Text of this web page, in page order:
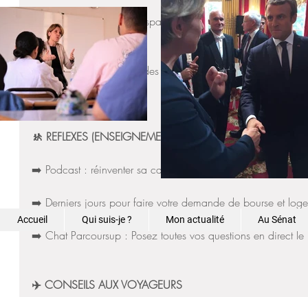
➡️ Canada, États-Unis, Espagne… Mais où s’envolent les
urlr.me/qXYb5S
➡️ Qu’attendre vraiment des premières Assises de la
urlr.me/36cd9r
🚸 REFLEXES (ENSEIGNEMENT FRANÇAIS À L'ÉTRANGER)
➡️ Podcast : réinventer sa carrière après une expatriation :
➡️ Derniers jours pour faire votre demande de bourse et
➡️ Chat Parcoursup : Posez toutes vos questions en direct
✈️ CONSEILS AUX VOYAGEURS
Accueil Qui suis-je ? Mon actualité Au Sénat